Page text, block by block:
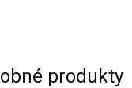
produkty